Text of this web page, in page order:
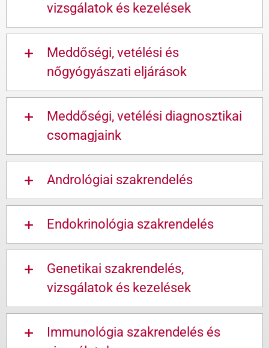
vizsgálatok és kezelések
Meddőségi, vetélési és
nőgyógyászati eljárások
Meddőségi, vetélési diagnosztikai
csomagjaink
Andrológiai szakrendelés
Endokrinológia szakrendelés
Genetikai szakrendelés,
vizsgálatok és kezelések
Immunológia szakrendelés és